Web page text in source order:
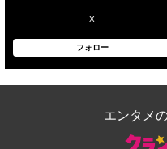
X
フォロー
エンタメ